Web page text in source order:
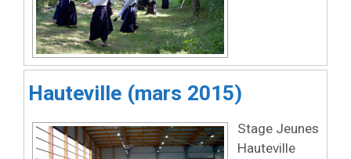
Hauteville (mars 2015)
Stage Jeunes
Hauteville